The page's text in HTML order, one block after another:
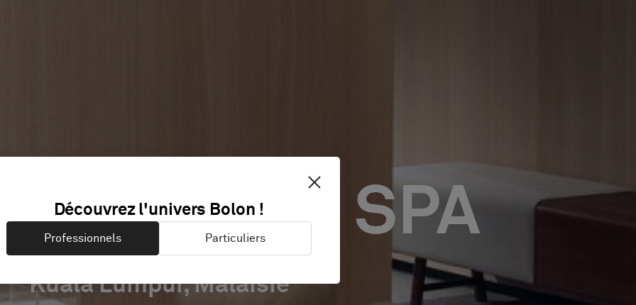
SPA
Kuala Lumpur, Malaisie
Découvrez l'univers Bolon !
Professionnels Particuliers